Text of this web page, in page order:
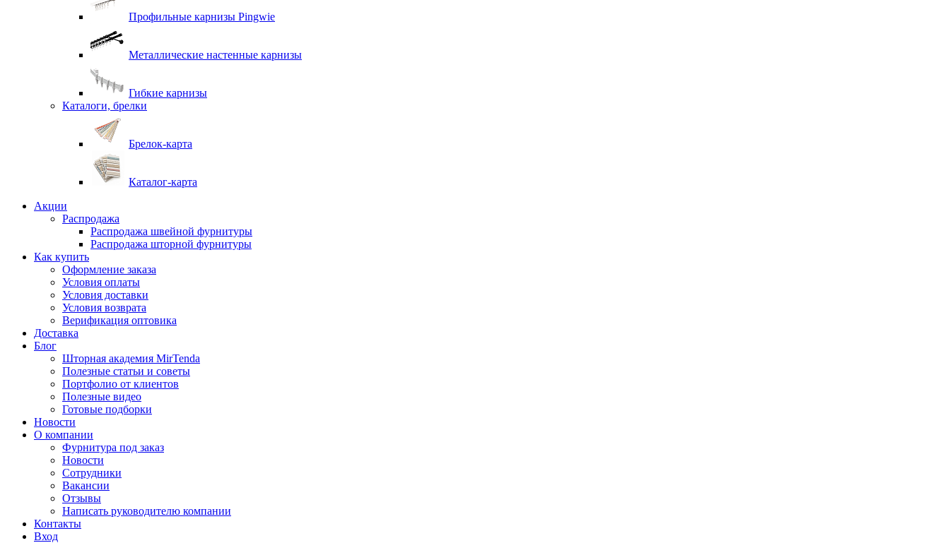
Профильные карнизы Pingwie
Металлические настенные карнизы
Гибкие карнизы
Каталоги, брелки
Брелок-карта
Каталог-карта
Акции
Распродажа
Распродажа швейной фурнитуры
Распродажа шторной фурнитуры
Как купить
Оформление заказа
Условия оплаты
Условия доставки
Условия возврата
Верификация оптовика
Доставка
Блог
Шторная академия MirTenda
Полезные статьи и советы
Портфолио от клиентов
Полезные видео
Готовые подборки
Новости
О компании
Фурнитура под заказ
Новости
Сотрудники
Вакансии
Отзывы
Написать руководителю компании
Контакты
Вход